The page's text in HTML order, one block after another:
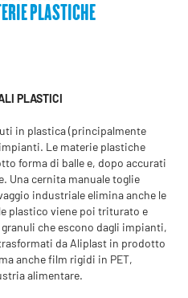
PLASTICHE
PLASTICI
in plastica (principalmente
impianti. Le materie plastiche
forma di balle e, dopo accurati
Una cernita manuale toglie
industriale elimina anche le
plastico viene poi triturato e
che escono dagli impianti,
da Aliplast in prodotto
anche film rigidi in PET,
alimentare.